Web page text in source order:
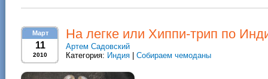
Март
11
2010
На легке или Хиппи-трип по
Артем Садовский
Категория: Индия Собираем чемоданы